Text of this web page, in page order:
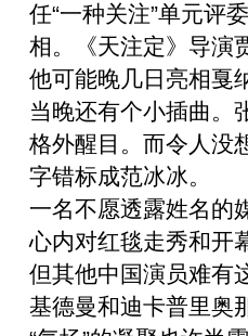
任“一种关注”单元评
相。《天注定》导演
他可能晚几日亮相戛
当晚还有个小插曲。
格外醒目。而令人没
字错标成范冰冰。
一名不愿透露姓名的
心内对红毯走秀和开
但其他中国演员难有
基德曼和迪卡普里奥